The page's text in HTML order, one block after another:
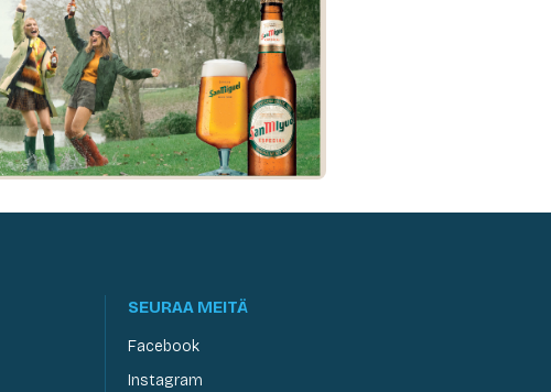
SEURAA MEITÄ
Facebook
Instagram